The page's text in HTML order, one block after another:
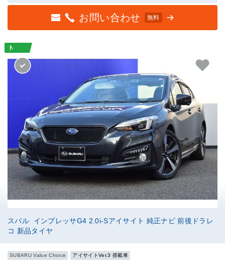
お問い合わせ 無料
スバル インプレッサG4 2.0i-Sアイサイト 純正ナビ 前後ドラレ
コ 新品タイヤ
SUBARU Value Choice アイサイトVer.3 搭載車